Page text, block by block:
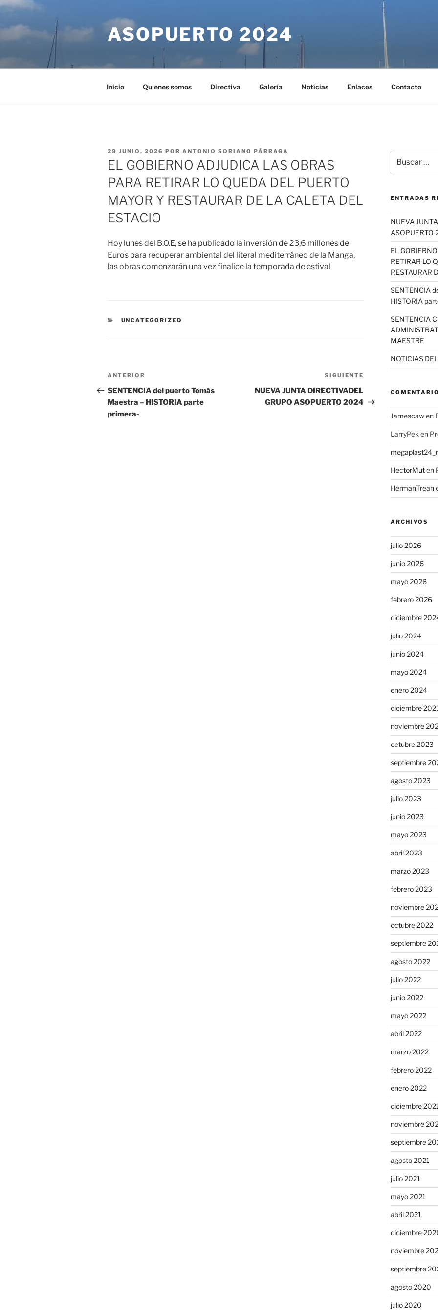
Saltar
contenido
ASOPUERTO 2024
Inicio Quienes somos Directiva Galería Notícias Enlaces Contacto
PUBLICADO
EL
29 JUNIO, 2026 POR ANTONIO SORIANO PÁRRAGA
EL GOBIERNO ADJUDICA LAS OBRAS
PARA RETIRAR LO QUEDA DEL PUERTO
MAYOR Y RESTAURAR DE LA CALETA DEL
ESTACIO
Hoy lunes del B.O.E, se ha publicado la inversión de 23,6 millones de
Euros para recuperar ambiental del literal mediterráneo de la Manga,
las obras comenzarán una vez finalice la temporada de estival
CATEGORÍAS
UNCATEGORIZED
Navegación
de
entradas
Entrada
anterior:
ANTERIOR
SENTENCIA del puerto Tomás
Maestra – HISTORIA parte
primera-
entrada
SIGUIENTE
NUEVA JUNTA DIRECTIVADEL
GRUPO ASOPUERTO 2024
por:
ENTRADAS
NUEVA
ASOPUERTO
EL
RETIRAR LO
RESTAURAR
SENTENCIA
HISTORIA
SENTENCIA
MAESTRE
NOTICIAS
Jamescawen
LarryPek en
HectorMuten
HermanTreah
ARCHIVOS
julio 2026
junio 2026
mayo 2026
febrero 2026
diciembre
julio 2024
junio 2024
mayo 2024
enero 2024
diciembre
noviembre
octubre 2023
septiembre
agosto 2023
julio 2023
junio 2023
mayo 2023
abril 2023
marzo 2023
febrero 2023
noviembre
octubre 2022
septiembre
agosto 2022
julio 2022
junio 2022
mayo 2022
abril 2022
marzo 2022
febrero 2022
enero 2022
diciembre 2021
noviembre
septiembre
agosto 2021
julio 2021
mayo 2021
abril 2021
diciembre
noviembre
septiembre
agosto 2020
julio 2020